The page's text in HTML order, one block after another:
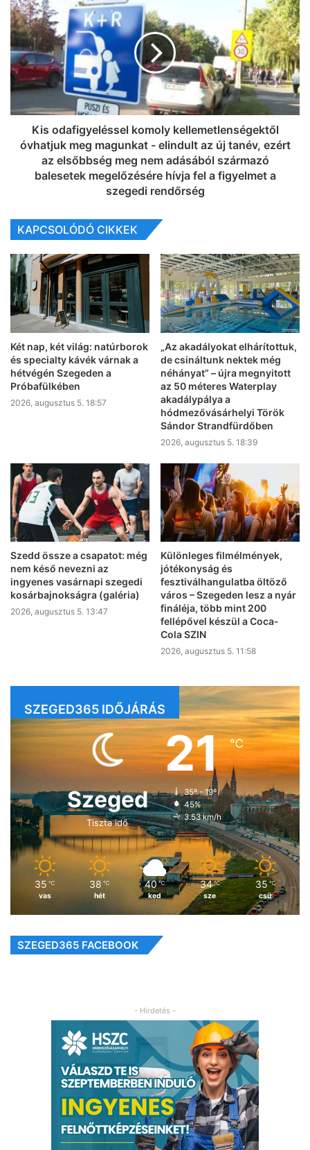
Kis odafigyeléssel komoly kellemetlenségektől
óvhatjuk meg magunkat - elindult az új tanév, ezért
az elsőbbség meg nem adásából származó
balesetek megelőzésére hívja fel a figyelmet a
szegedi rendőrség
KAPCSOLÓDÓ CIKKEK
Két nap, két világ: natúrborok
és specialty kávék várnak a
hétvégén Szegeden a
Próbafülkében
2026, augusztus 5. 18:57
„Az akadályokat elhárítottuk,
de csináltunk nektek még
néhányat” – újra megnyitott
az 50 méteres Waterplay
akadálypálya a
hódmezővásárhelyi Török
Sándor Strandfürdőben
2026, augusztus 5. 18:39
Szedd össze a csapatot: még
nem késő nevezni az
ingyenes vasárnapi szegedi
kosárbajnokságra (galéria)
2026, augusztus 5. 13:47
Különleges filmélmények,
jótékonyság és
fesztiválhangulatba öltöző
város – Szegeden lesz a nyár
fináléja, több mint 200
fellépővel készül a Coca-
Cola SZIN
2026, augusztus 5. 11:58
SZEGED365 IDŐJÁRÁS
Szeged
Tiszta idő
21℃
35º - 19º
45%
3.53 km/h
35 ℃
vas
38 ℃
hét
40 ℃
ked
34 ℃
sze
35 ℃
csü
SZEGED365 FACEBOOK
- Hirdetés -